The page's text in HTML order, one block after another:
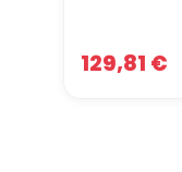
129,81 €